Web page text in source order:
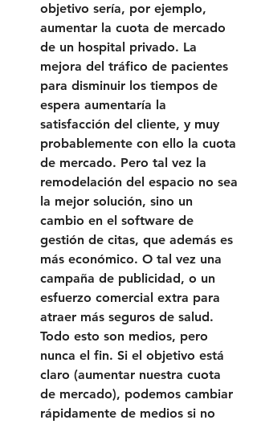
objetivo sería, por ejemplo,
aumentar la cuota de mercado
de un hospital privado. La
mejora del tráfico de pacientes
para disminuir los tiempos de
espera aumentaría la
satisfacción del cliente, y muy
probablemente con ello la cuota
de mercado. Pero tal vez la
remodelación del espacio no sea
la mejor solución, sino un
cambio en el software de
gestión de citas, que además es
más económico. O tal vez una
campaña de publicidad, o un
esfuerzo comercial extra para
atraer más seguros de salud.
Todo esto son medios, pero
nunca el fin. Si el objetivo está
claro (aumentar nuestra cuota
de mercado), podemos cambiar
rápidamente de medios si no